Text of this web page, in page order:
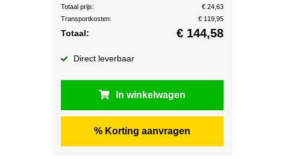
Totaal prijs:
€ 24,63
Transportkosten:
€ 119,95
Totaal: € 144,58
Direct leverbaar
In winkelwagen
% Korting aanvragen